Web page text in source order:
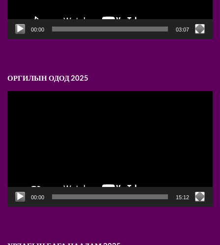
00:00 03:07
ОРГИЛЫН ОДОД 2025
00:00 15:12